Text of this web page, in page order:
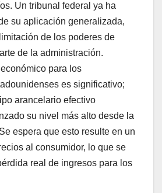
Un tribunal federal ya ha
su aplicación generalizada,
de los poderes de
de la administración.
para los
es significativo;
arancelario efectivo
su nivel más alto desde la
espera que esto resulte en un
al consumidor, lo que se
real de ingresos para los